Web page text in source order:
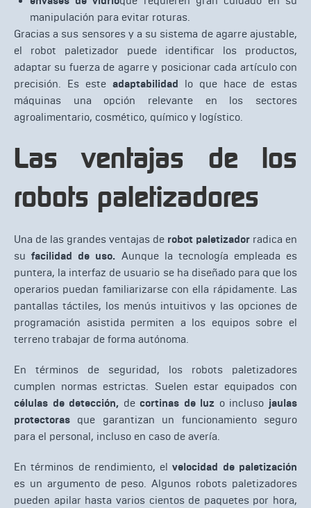
manipulación para evitar roturas.
Gracias a sus sensores y a su sistema de agarre ajustable,
el robot paletizador puede identificar los productos,
adaptar su fuerza de agarre y posicionar cada artículo con
precisión. Es este adaptabilidad lo que hace de estas
máquinas una opción relevante en los sectores
agroalimentario, cosmético, químico y logístico.
Las ventajas de los
robots paletizadores
Una de las grandes ventajas de robot paletizador radica en
sufacilidad de uso. Aunque la tecnología empleada es
puntera, la interfaz de usuario se ha diseñado para que los
operarios puedan familiarizarse con ella rápidamente. Las
pantallas táctiles, los menús intuitivos y las opciones de
programación asistida permiten a los equipos sobre el
terreno trabajar de forma autónoma.
En términos de seguridad, los robots paletizadores
cumplen normas estrictas. Suelen estar equipados con
células de detección, decortinas de luz o incluso jaulas
protectoras que garantizan un funcionamiento seguro
para el personal, incluso en caso de avería.
En términos de rendimiento, elvelocidad de paletización
es un argumento de peso. Algunos robots paletizadores
pueden apilar hasta varios cientos de paquetes por hora,